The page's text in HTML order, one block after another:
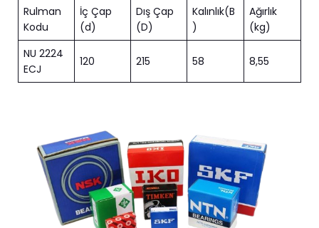
Rulman
Kodu
İç Çap
(d)
Dış Çap
(D)
Kalınlık(B
)
Ağırlık
(kg)
NU 2224
ECJ
120 215 58 8,55